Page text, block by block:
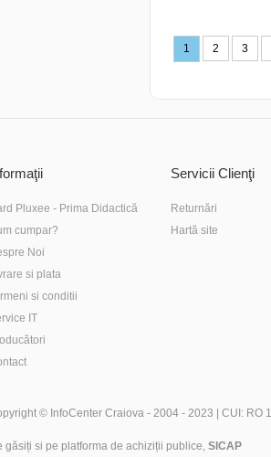
1 2 3
Pluxee - Prima Didactică
cumpar?
Noi
si plata
si conditii
IT
Servicii Clienţi
Returnări
Hartă site
© InfoCenter Craiova - 2004 - 2023 | CUI: RO
găsiți si pe platforma de achiziții publice, SICAP